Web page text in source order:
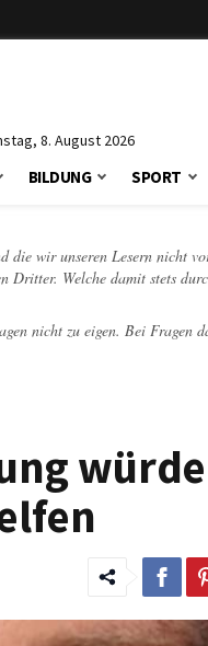
8. August 2026
BILDUNG SPORT
die wir unseren Lesern nicht
Welche damit stets
nicht zu eigen. Bei Fragen